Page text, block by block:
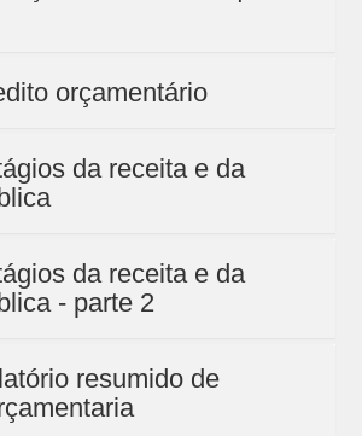
orçamentário
da receita e da
da receita e da
- parte 2
resumido de